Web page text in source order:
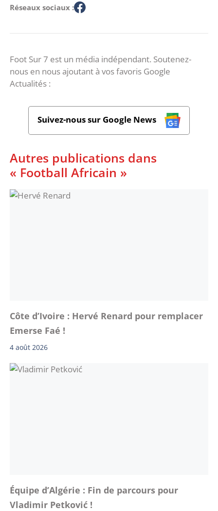
Réseaux sociaux :
Foot Sur 7 est un média indépendant. Soutenez-
nous en nous ajoutant à vos favoris Google
Actualités :
Suivez-nous sur Google News
Autres publications dans
« Football Africain »
Côte d’Ivoire : Hervé Renard pour remplacer
Emerse Faé !
4 août 2026
Équipe d’Algérie : Fin de parcours pour
Vladimir Petković !